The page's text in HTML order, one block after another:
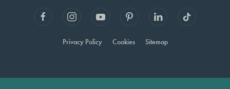
Privacy Policy Cookies Sitemap